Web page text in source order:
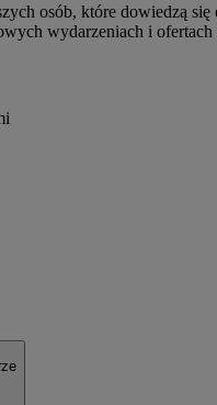
osób, które dowiedzą się
wydarzeniach i ofertach